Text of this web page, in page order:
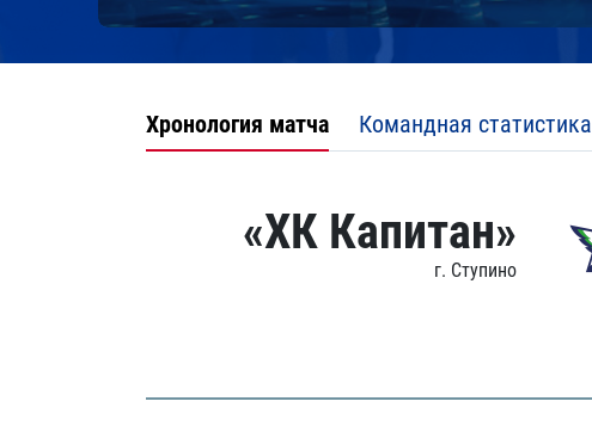
Хронология матча Командная статистика
«ХК Капитан»
г. Ступино